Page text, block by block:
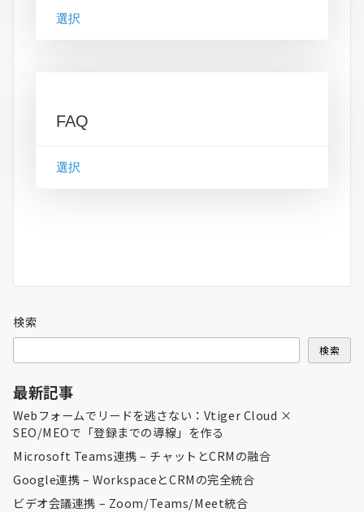
選択
FAQ
選択
検索
検索
最新記事
Webフォームでリードを逃さない：Vtiger Cloud ×
SEO/MEOで「登録までの導線」を作る
Microsoft Teams連携 – チャットとCRMの融合
Google連携 – WorkspaceとCRMの完全統合
ビデオ会議連携 – Zoom/Teams/Meet統合